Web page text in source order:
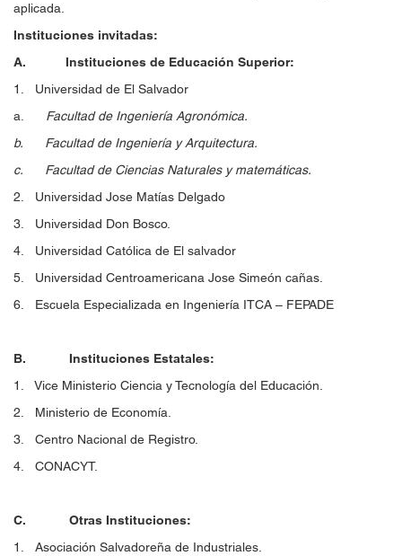
aplicada.
Instituciones invitadas:
A. Instituciones de Educación Superior:
1.
Universidad de El Salvador
a. Facultad de Ingeniería Agronómica.
b. Facultad de Ingeniería y Arquitectura.
c. Facultad de Ciencias Naturales y matemáticas.
2. Universidad Jose Matías Delgado
3. Universidad Don Bosco.
4. Universidad Católica de El salvador
5. Universidad Centroamericana Jose Simeón cañas.
6. Escuela Especializada en Ingeniería ITCA – FEPADE
B. Instituciones Estatales:
1. Vice Ministerio Ciencia y Tecnología del Educación.
2. Ministerio de Economía.
3. Centro Nacional de Registro.
4. CONACYT.
C. Otras Instituciones:
1. Asociación Salvadoreña de Industriales.